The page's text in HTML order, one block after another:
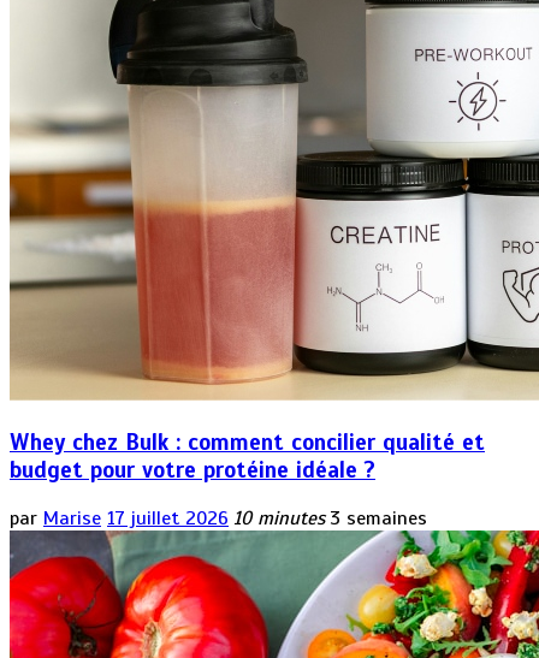
Whey chez Bulk : comment concilier qualité et
budget pour votre protéine idéale ?
par Marise 17 juillet 2026 10 minutes 3 semaines